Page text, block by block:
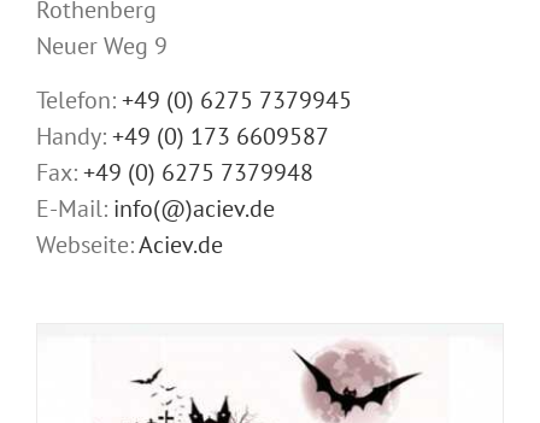
Rothenberg
Neuer Weg 9
Telefon:+49 (0) 6275 7379945
Handy:+49 (0) 173 6609587
Fax:+49 (0) 6275 7379948
E-Mail: info(@)aciev.de
Webseite:Aciev.de